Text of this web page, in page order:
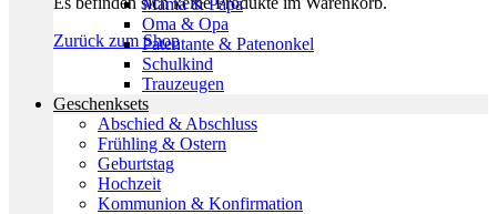
Zurück zum Shop
Mama & Papa
Oma & Opa
Patentante & Patenonkel
Schulkind
Trauzeugen
Geschenksets
Abschied & Abschluss
Frühling & Ostern
Geburtstag
Hochzeit
Kommunion & Konfirmation